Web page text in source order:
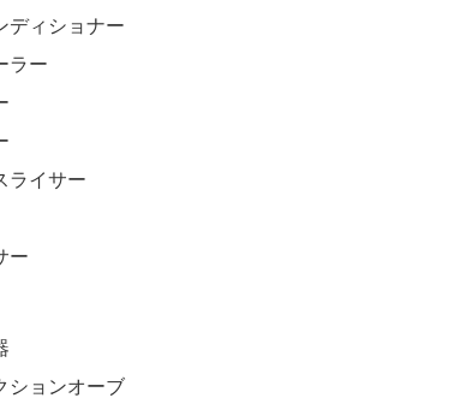
ディショナー
ラー
ライサー
ー
ションオーブ